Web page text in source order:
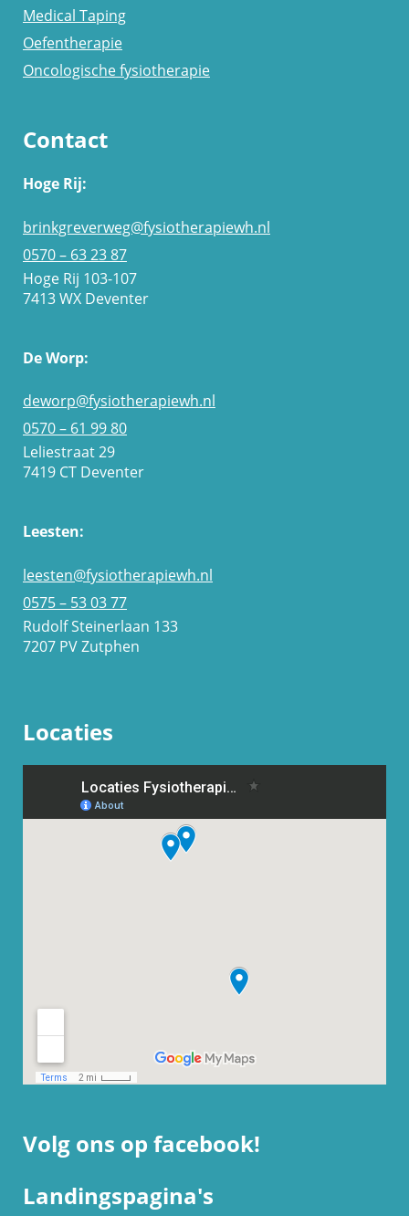
Medical Taping
Oefentherapie
Oncologische fysiotherapie
Contact
Hoge Rij:
brinkgreverweg@fysiotherapiewh.nl
0570 – 63 23 87
Hoge Rij 103-107
7413 WX Deventer
De Worp:
deworp@fysiotherapiewh.nl
0570 – 61 99 80
Leliestraat 29
7419 CT Deventer
Leesten:
leesten@fysiotherapiewh.nl
0575 – 53 03 77
Rudolf Steinerlaan 133
7207 PV Zutphen
Locaties
Volg ons op facebook!
Landingspagina's